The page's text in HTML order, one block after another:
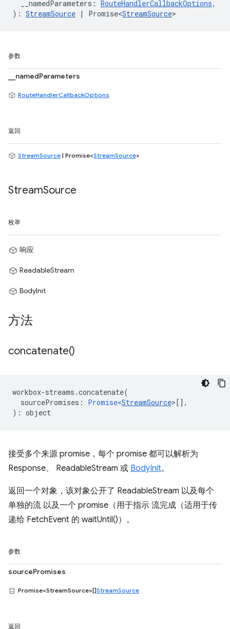
__namedParameters : RouteHandlerCallbackOptions,
) : StreamSource | Promise<StreamSource>
参数
__namedParameters
RouteHandlerCallbackOptions
返回
StreamSource | Promise<StreamSource>
StreamSource
枚举
响应
ReadableStream
BodyInit
方法
concatenate()
workbox-streams .concatenate(
sourcePromises : Promise<StreamSource>[],
) : object
接受多个来源 promise，每个 promise 都可以解析为
Response、 ReadableStream 或 BodyInit。
返回一个对象，该对象公开了 ReadableStream 以及每个
单独的流 以及一个 promise（用于指示 流完成（适用于传
递给 FetchEvent 的 waitUntil()）。
参数
sourcePromises
Promise<StreamSource>[]StreamSource
返回